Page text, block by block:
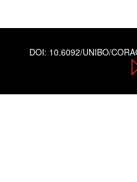
DOI: 10.6092/UNIBO/